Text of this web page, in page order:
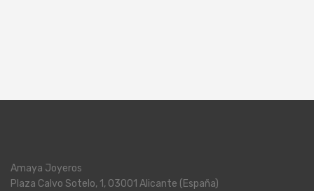
Amaya Joyeros
Plaza Calvo Sotelo, 1, 03001 Alicante (España)